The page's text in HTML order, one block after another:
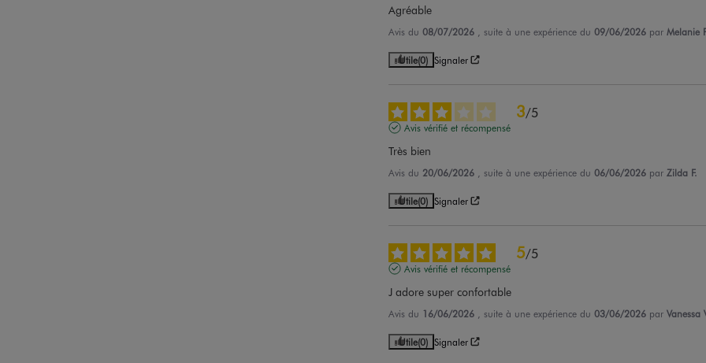
Agréable
Avis du 08/07/2026 , suite à une expérience du 09/06/2026 par Melanie
Utile(0) Signaler
3/5
Avis vérifié et récompensé
Très bien
Avis du 20/06/2026 , suite à une expérience du 06/06/2026 par Zilda F.
Utile(0) Signaler
5/5
Avis vérifié et récompensé
J adore super confortable
Avis du 16/06/2026 , suite à une expérience du 03/06/2026 par Vanessa
Utile(0) Signaler